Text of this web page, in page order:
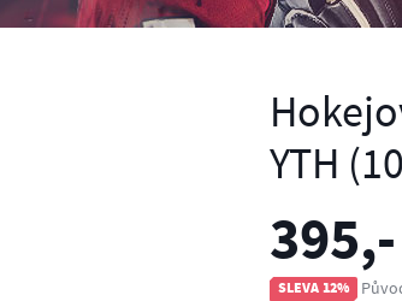
YTH
SLEVA 12%